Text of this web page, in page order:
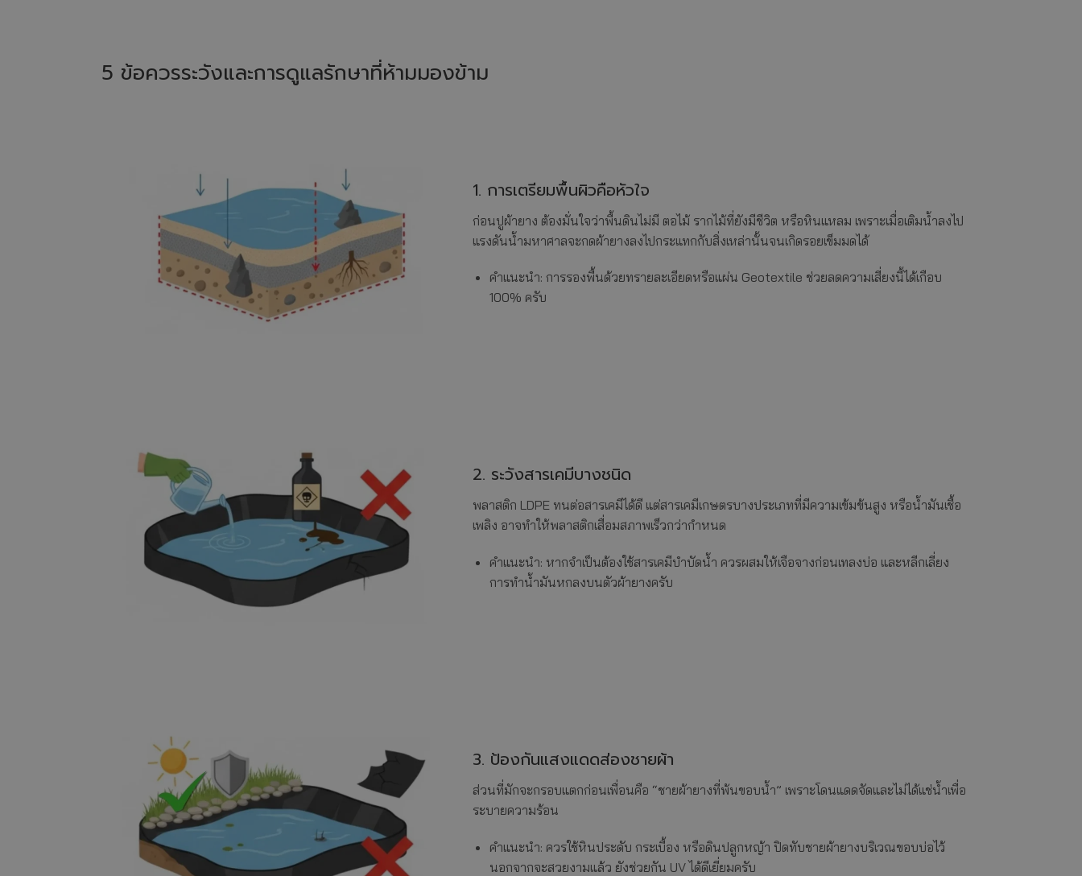
5 ข้อควรระวังและการดูแลรักษาที่ห้ามมองข้าม
1. การเตรียมพื้นผิวคือหัวใจ
ก่อนปูผ้ายาง ต้องมั่นใจว่าพื้นดินไม่มี ตอไม้ รากไม้ที่ยังมีชีวิต หรือหินแหลม เพราะเมื่อเติมน้ำลงไป
แรงดันน้ำมหาศาลจะกดผ้ายางลงไปกระแทกกับสิ่งเหล่านั้นจนเกิดรอยเข็มมดได้
คำแนะนำ: การรองพื้นด้วยทรายละเอียดหรือแผ่น Geotextile ช่วยลดความเสี่ยงนี้ได้เกือบ
100% ครับ
2. ระวังสารเคมีบางชนิด
พลาสติก LDPE ทนต่อสารเคมีได้ดี แต่สารเคมีเกษตรบางประเภทที่มีความเข้มข้นสูง หรือน้ำมันเชื้อ
เพลิง อาจทำให้พลาสติกเสื่อมสภาพเร็วกว่ากำหนด
คำแนะนำ: หากจำเป็นต้องใช้สารเคมีบำบัดน้ำ ควรผสมให้เจือจางก่อนเทลงบ่อ และหลีกเลี่ยง
การทำน้ำมันหกลงบนตัวผ้ายางครับ
3. ป้องกันแสงแดดส่องชายผ้า
ส่วนที่มักจะกรอบแตกก่อนเพื่อนคือ “ชายผ้ายางที่พ้นขอบน้ำ” เพราะโดนแดดจัดและไม่ได้แช่น้ำเพื่อ
ระบายความร้อน
คำแนะนำ: ควรใช้หินประดับ กระเบื้อง หรือดินปลูกหญ้า ปิดทับชายผ้ายางบริเวณขอบบ่อไว้
นอกจากจะสวยงามแล้ว ยังช่วยกัน UV ได้ดีเยี่ยมครับ